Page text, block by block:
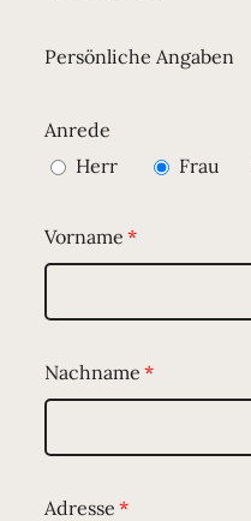
Persönliche Angaben
Anrede
Herr
Frau
Vorname
Nachname
Adresse